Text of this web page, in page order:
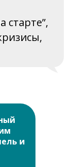
старте”,
и